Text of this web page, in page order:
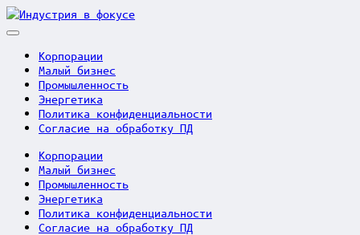
Skip
to
Индустрия
Корпорации
Малый бизнес
Промышленность
Энергетика
Политика конфиденциальности
Согласие на обработку ПД
Корпорации
Малый бизнес
Промышленность
Энергетика
Политика конфиденциальности
Согласие на обработку ПД